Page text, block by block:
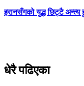
धेरै पढिएका